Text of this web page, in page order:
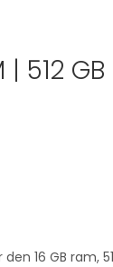
GB
GB ram, 512